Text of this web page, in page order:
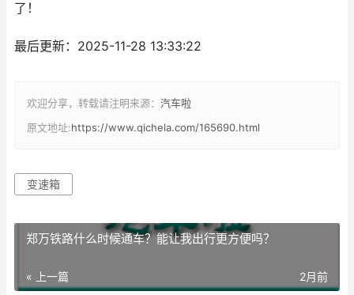
了！
最后更新：2025-11-28 13:33:22
欢迎分享，转载请注明来源： 汽车啦
原文地址:https://www.qichela.com/165690.html
变速箱
郑万铁路什么时候通车？能让我出行更方便吗？
« 上一篇 2月前